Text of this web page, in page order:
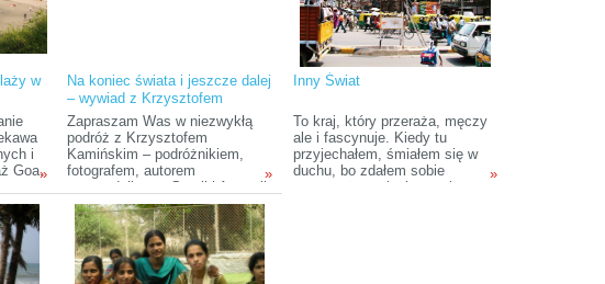
lokalnej ludności.
w
i
Goa.»
Na koniec świata i jeszcze dalej
– wywiad z Krzysztofem
Kamińskim
Zapraszam Was w niezwykłą
podróż z Krzysztofem
Kamińskim – podróżnikiem,
fotografem, autorem
przewodnika po Gruzji i Armenii
oraz współorganizatorem
Festiwalu Kultury Irlandzkiej w
Bielsku-Białej. Naszą wyprawę
zaczynamy w Rumunii, potem
pojedziemy koleją
»
Inny Świat
To kraj, który przeraża, męczy
ale i fascynuje. Kiedy tu
przyjechałem, śmiałem się w
duchu, bo zdałem sobie
sprawę, że zmieni to moje
»